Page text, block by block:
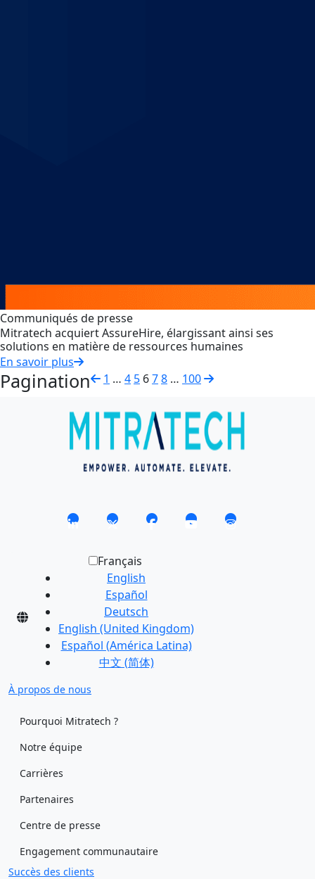
Communiqués de presse
Mitratech acquiert AssureHire, élargissant ainsi ses
solutions en matière de ressources humaines
En savoir plus
Pagination 1 … 4 5 678 … 100
Français
English
Español
Deutsch
English (United Kingdom)
Español (América Latina)
中文 (简体)
À propos de nous
Pourquoi Mitratech ?
Notre équipe
Carrières
Partenaires
Centre de presse
Engagement communautaire
Succès des clients